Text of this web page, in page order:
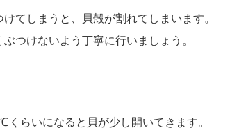
てしまうと、貝殻が割れてしまいます。
つけないよう丁寧に行いましょう。
らいになると貝が少し開いてきます。